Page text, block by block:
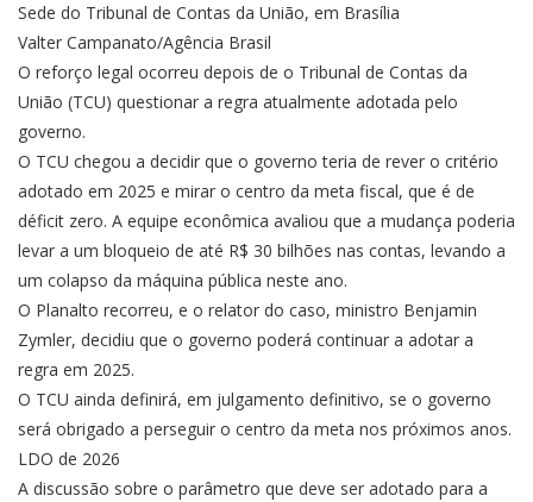
Sede do Tribunal de Contas da União, em Brasília
Valter Campanato/Agência Brasil
O reforço legal ocorreu depois de o Tribunal de Contas da
União (TCU) questionar a regra atualmente adotada pelo
governo.
O TCU chegou a decidir que o governo teria de rever o critério
adotado em 2025 e mirar o centro da meta fiscal, que é de
déficit zero. A equipe econômica avaliou que a mudança poderia
levar a um bloqueio de até R$ 30 bilhões nas contas, levando a
um colapso da máquina pública neste ano.
O Planalto recorreu, e o relator do caso, ministro Benjamin
Zymler, decidiu que o governo poderá continuar a adotar a
regra em 2025.
O TCU ainda definirá, em julgamento definitivo, se o governo
será obrigado a perseguir o centro da meta nos próximos anos.
LDO de 2026
A discussão sobre o parâmetro que deve ser adotado para a